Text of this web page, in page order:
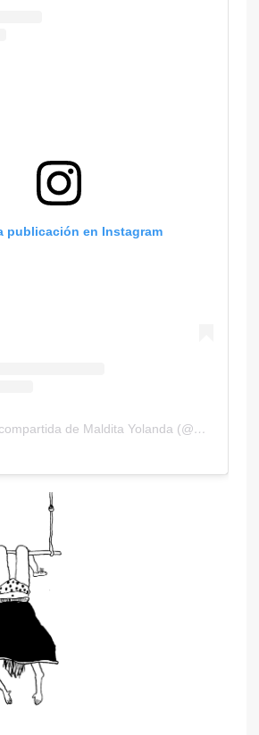
publicación en Instagram
Una publicación compartida de Maldita Yolanda (@malditayolanda)